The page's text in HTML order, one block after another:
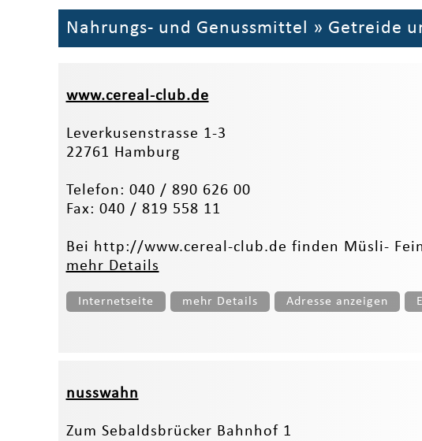
Nahrungs- und Genussmittel » Getreide
www.cereal-club.de
Leverkusenstrasse 1-3
22761 Hamburg
Telefon: 040 / 890 626 00
Fax: 040 / 819 558 11
Bei http://www.cereal-club.de finden Müsli-
mehr Details
Internetseite mehr Details Adresse anzeigen
nusswahn
Zum Sebaldsbrücker Bahnhof 1